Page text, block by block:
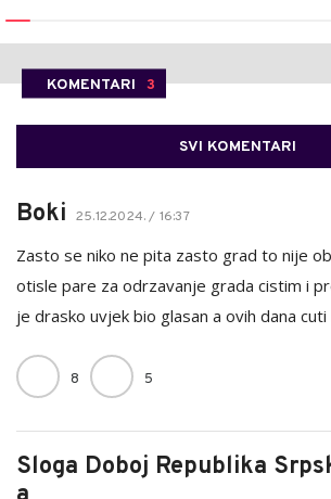
KOMENTARI 3
SVI KOMENTARI
Boki 25.12.2024. / 16:37
Zasto se niko ne pita zasto grad to nije
otisle pare za odrzavanje grada cistim i
je drasko uvjek bio glasan a ovih dana cuti
8 5
Sloga Doboj Republika